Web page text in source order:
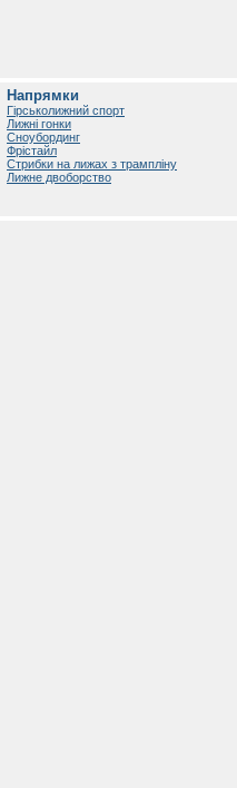
Напрямки
Гірськолижний спорт
Лижні гонки
Сноубординг
Фрістайл
Стрибки на лижах з трампліну
Лижне двоборство